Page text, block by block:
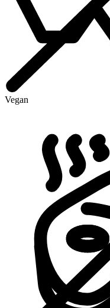
Vegan